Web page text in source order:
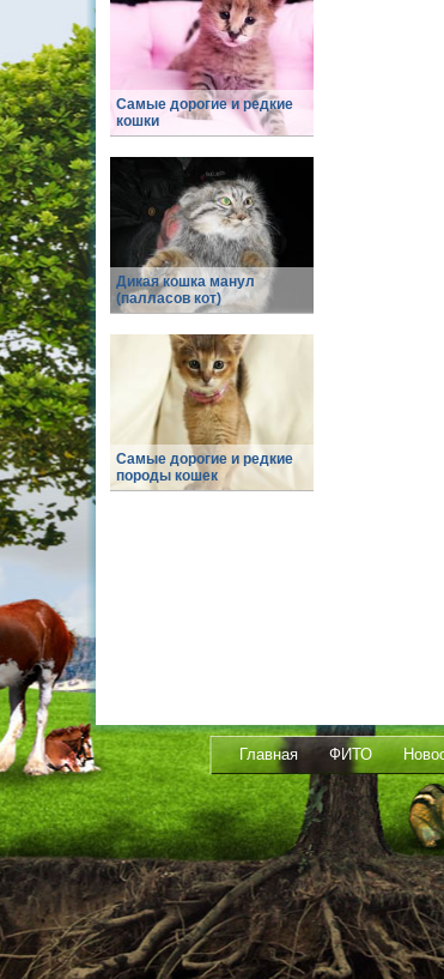
Самые дорогие и редкие
кошки
Дикая кошка манул
(палласов кот)
Самые дорогие и редкие
породы кошек
Главная ФИТО